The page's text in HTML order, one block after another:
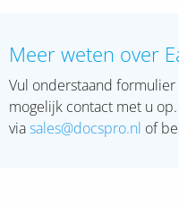
Meer weten over
Vul onderstaand
mogelijk contact met u
viasales@docspro.nl of